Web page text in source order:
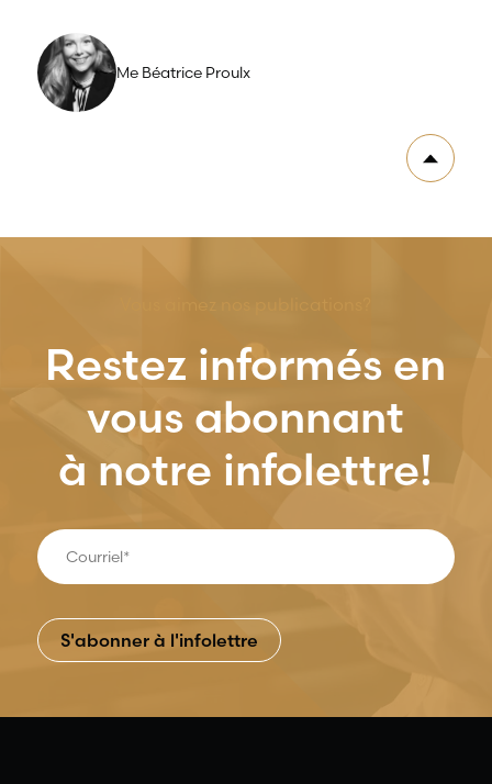
Me Béatrice Proulx
Restez informés en
vous abonnant
à notre infolettre!